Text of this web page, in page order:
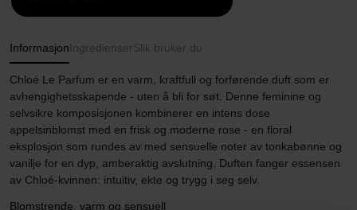
Informasjon Ingredienser Slik bruker du
Chloé Le Parfum er en varm, kraftfull og forførende duft som er
avhengighetsskapende - uten å bli for søt. Denne feminine og
selvsikre komposisjonen kombinerer en intens dose
appelsinblomst med en frisk og moderne rose - en floral
eksplosjon som rundes av med sensuelle noter av tonkabønne og
vanilje for en dyp, amberaktig avslutning. Duften fanger essensen
av Chloé-kvinnen: intuitiv, ekte og trygg i seg selv.
Blomstrende, varm og sensuell